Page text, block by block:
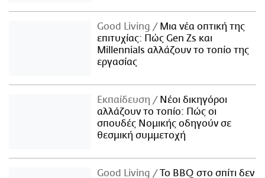
Good Living
Μια νέα οπτική της
επιτυχίας: Πώς Gen Zs και
Millennials αλλάζουν το τοπίο της
εργασίας
Εκπαίδευση
Νέοι δικηγόροι
αλλάζουν το τοπίο: Πώς οι
σπουδές Νομικής οδηγούν σε
θεσμική συμμετοχή
Good Living
Το BBQ στο σπίτι δεν